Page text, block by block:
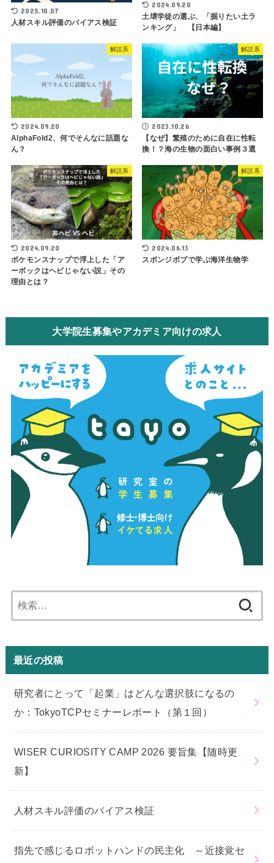
2025.10.07
人材スキル評価のバイアス検証
2024.09.20
土壌学徒の選ぶ、「掘りたい土ラ
ンキング」 【日本編】
解説系
2024.09.20
AlphaFold2、何でそんなに話題な
ん？
解説系
2023.10.26
【なぜ】繁殖のために自在に性転
換！？海の生物の面白い事例３選
解説系
2024.09.20
ポケモンスナップで浮上した「ア
ーボックはヘビじゃない説」その
理由とは？
解説系
2024.06.13
スポンジボブで学ぶ海洋生物学
大学院生募集やアカデミア向けの求人
索:
最近の投稿
研究者にとって「起業」はどんな選択肢になるの
か：TokyoTCPセミナーレポート（第１回）
WISER CURIOSITY CAMP 2026 要旨集【随時更
新】
人材スキル評価のバイアス検証
指先で感じるロボットハンドの民主化 ～近接覚セ